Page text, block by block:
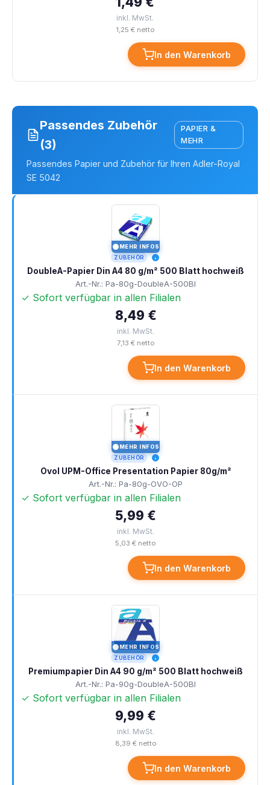
inkl. MwSt.
1,25 € netto
In den Warenkorb
Passendes Zubehör
(3)
PAPIER &
MEHR
Passendes Papier und Zubehör für Ihren Adler-Royal
SE 5042
MEHR INFOS
ZUBEHÖR
DoubleA-Papier Din A4 80 g/m² 500 Blatt hochweiß
Art.-Nr.: Pa-80g-DoubleA-500Bl
✓ Sofort verfügbar in allen Filialen
8,49 €
inkl. MwSt.
7,13 € netto
In den Warenkorb
MEHR INFOS
ZUBEHÖR
Ovol UPM-Office Presentation Papier 80g/m²
Art.-Nr.: Pa-80g-OVO-OP
✓ Sofort verfügbar in allen Filialen
5,99 €
inkl. MwSt.
5,03 € netto
In den Warenkorb
MEHR INFOS
ZUBEHÖR
Premiumpapier Din A4 90 g/m² 500 Blatt hochweiß
Art.-Nr.: Pa-90g-DoubleA-500Bl
✓ Sofort verfügbar in allen Filialen
9,99 €
inkl. MwSt.
8,39 € netto
In den Warenkorb